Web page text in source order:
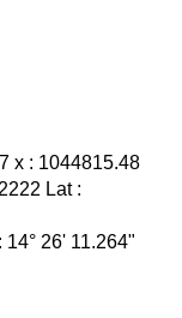
x : 1044815.48
Lat :
14° 26' 11.264"